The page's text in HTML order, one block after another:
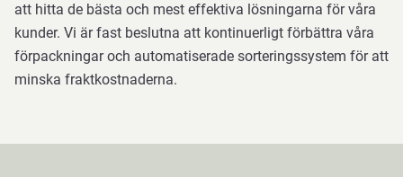
att hitta de bästa och mest effektiva lösningarna för våra
kunder. Vi är fast beslutna att kontinuerligt förbättra våra
förpackningar och automatiserade sorteringssystem för att
minska fraktkostnaderna.